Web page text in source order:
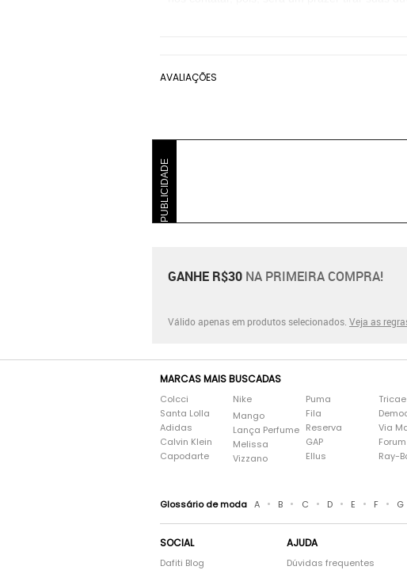
Ver detalhes sobre o vendedor
AVALIAÇÕES
PUBLICIDADE
GANHE R$30 NA PRIMEIRA COMPRA!
Válido apenas em produtos selecionados. Veja as
MARCAS MAIS BUSCADAS
Colcci
Santa Lolla
Adidas
Calvin Klein
Capodarte
Nike
Mango
Lança Perfume
Melissa
Vizzano
Puma
Fila
Reserva
GAP
Ellus
Tricae
Via
Forum
Ray-
Glossário de moda A • B • C • D • E • F • G
SOCIAL
Dafiti Blog
AJUDA
Dúvidas frequentes